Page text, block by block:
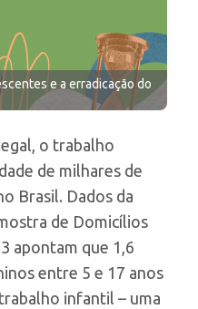
e a erradicação do
o trabalho
de milhares de
Brasil. Dados da
de Domicílios
apontam que 1,6
entre 5 e 17 anos
infantil – uma